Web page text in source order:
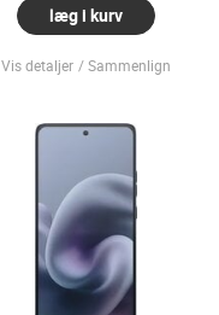
læg i kurv
Vis detaljer Sammenlign